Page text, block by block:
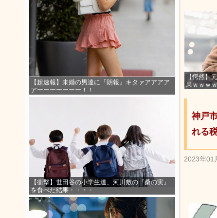
【超速報】未婚の男達に『朗報』キタァアアアア
アーーーーーーー！！
【衝撃】世田谷の小学生達、河川敷の『桑の実』
を食べた結果・・・・
【愕然】
果ｗｗｗ
神戸
れる
2023年01